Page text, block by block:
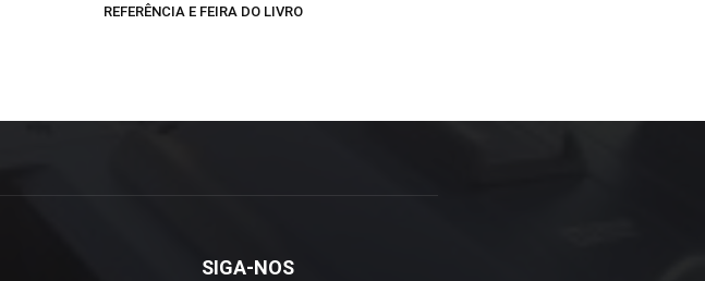
REFERÊNCIA E FEIRA DO LIVRO
SIGA-NOS